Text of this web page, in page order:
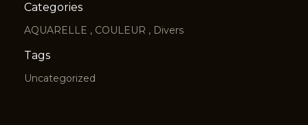
Categories
AQUARELLE COULEUR Divers
Tags
Uncategorized